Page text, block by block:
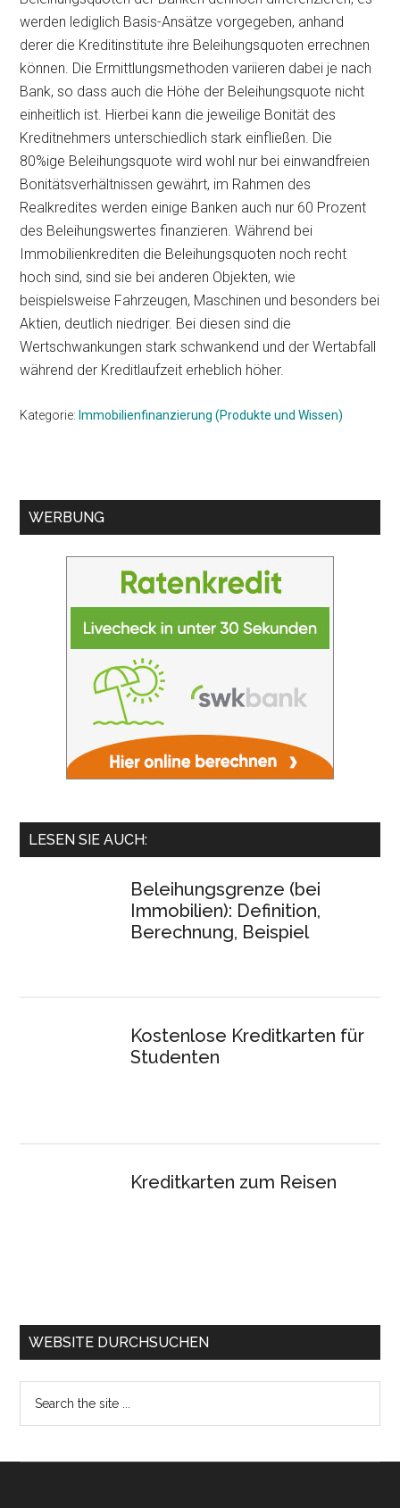
werden lediglich Basis-Ansätze vorgegeben, anhand
derer die Kreditinstitute ihre Beleihungsquoten errechnen
können. Die Ermittlungsmethoden variieren dabei je nach
Bank, so dass auch die Höhe der Beleihungsquote nicht
einheitlich ist. Hierbei kann die jeweilige Bonität des
Kreditnehmers unterschiedlich stark einfließen. Die
80%ige Beleihungsquote wird wohl nur bei einwandfreien
Bonitätsverhältnissen gewährt, im Rahmen des
Realkredites werden einige Banken auch nur 60 Prozent
des Beleihungswertes finanzieren. Während bei
Immobilienkrediten die Beleihungsquoten noch recht
hoch sind, sind sie bei anderen Objekten, wie
beispielsweise Fahrzeugen, Maschinen und besonders bei
Aktien, deutlich niedriger. Bei diesen sind die
Wertschwankungen stark schwankend und der Wertabfall
während der Kreditlaufzeit erheblich höher.
Kategorie: Immobilienfinanzierung (Produkte und Wissen)
Seitenspalte
WERBUNG
LESEN SIE AUCH:
Beleihungsgrenze (bei
Immobilien): Definition,
Berechnung, Beispiel
Kostenlose Kreditkarten für
Studenten
Kreditkarten zum Reisen
WEBSITE DURCHSUCHEN
...